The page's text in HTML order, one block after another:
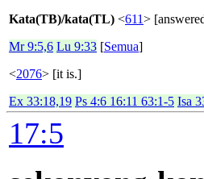
Kata(TB)/kata(TL) <611>
Mr 9:5,6 Lu 9:33 [Semua]
<2076> [it is.]
Ex 33:18,19 Ps 4:6 16:11 63:1-5 Isa
17:5